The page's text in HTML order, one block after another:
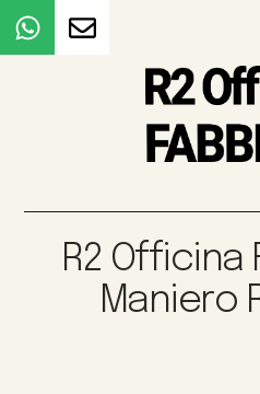
R2 Officina
Maniero